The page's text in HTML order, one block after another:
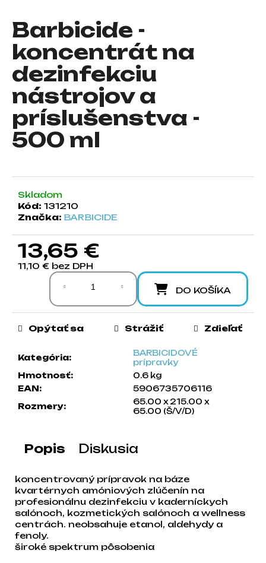
Barbicide -
koncentrát na
dezinfekciu
nástrojov a
príslušenstva -
500 ml
Skladom
Kód: 131210
Značka: BARBICIDE
13,65 €
11,10 € bez DPH
Jednotková cena:
DO KOŠÍKA
Kategória:
BARBICIDOVÉ
prípravky
Hmotnosť:
0.6 kg
EAN:
5906735706116
Rozmery:
65.00 x 215.00 x
65.00 (Š/V/D)
Opýtať sa Strážiť Zdieľať
Popis Diskusia
koncentrovaný prípravok na báze
kvartérnych amóniových zlúčenín na
profesionálnu dezinfekciu v kaderníckych
salónoch, kozmetických salónoch a wellness
centrách. neobsahuje etanol, aldehydy a
fenoly.
široké spektrum pôsobenia
j
s
ť
?
HĽADAŤ
d
p
r
ú
č